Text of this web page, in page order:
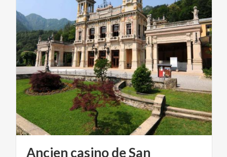
Ancien casino de San